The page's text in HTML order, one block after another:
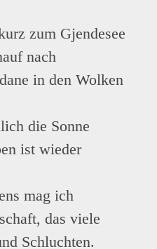
zum Gjendesee
nach
in den Wolken
die Sonne
ist wieder
mag ich
das viele
Schluchten.